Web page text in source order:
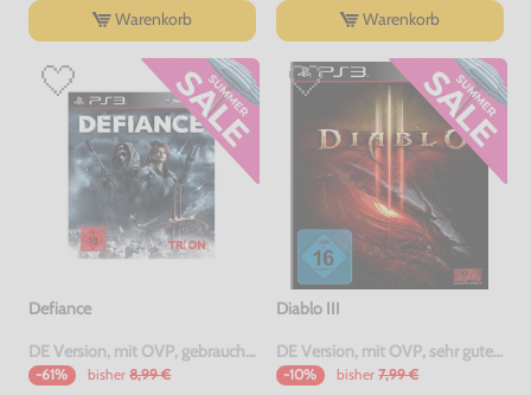
Warenkorb Warenkorb
Defiance
DE Version, mit OVP, gebraucht, USK18
-61% bisher 8,99 €
Diablo III
DE Version, mit OVP, sehr guter Zustand, gebraucht
-10% bisher 7,99 €